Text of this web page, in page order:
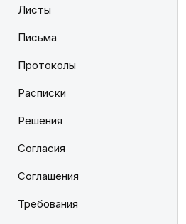
Листы
Письма
Протоколы
Расписки
Решения
Согласия
Соглашения
Требования